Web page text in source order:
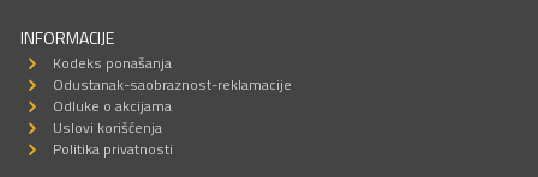
INFORMACIJE
Kodeks ponašanja
Odustanak-saobraznost-reklamacije
Odluke o akcijama
Uslovi korišćenja
Politika privatnosti